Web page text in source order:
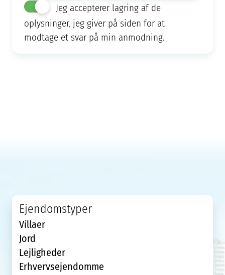
Jeg accepterer lagring af de
oplysninger, jeg giver på siden for at
modtage et svar på min anmodning.
Ejendomstyper
Villaer
Jord
Lejligheder
Erhvervsejendomme